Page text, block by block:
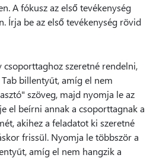
A fókusz az első tevékenység
Írja be az első tevékenység rövid
csoporttaghoz szeretné rendelni,
billentyűt, amíg el nem
szöveg, majd nyomja le az
el beírni annak a csoporttagnak a
akihez a feladatot ki szeretné
frissül. Nyomja le többször a
amíg el nem hangzik a